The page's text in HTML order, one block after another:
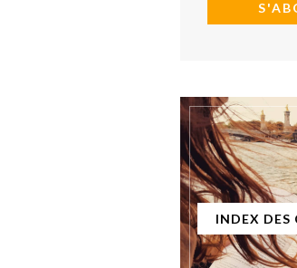
INDEX DES